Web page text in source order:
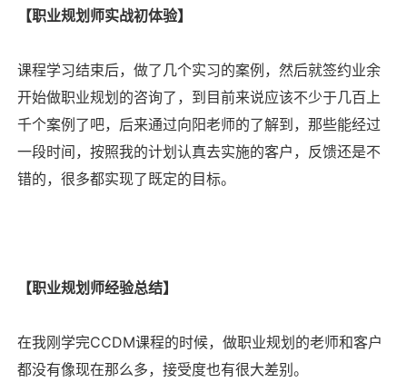
【职业规划师实战初体验】
课程学习结束后，做了几个实习的案例，然后就签约业余
开始做职业规划的咨询了，到目前来说应该不少于几百上
千个案例了吧，后来通过向阳老师的了解到，那些能经过
一段时间，按照我的计划认真去实施的客户，反馈还是不
错的，很多都实现了既定的目标。
【职业规划师经验总结】
在我刚学完CCDM课程的时候，做职业规划的老师和客户
都没有像现在那么多，接受度也有很大差别。